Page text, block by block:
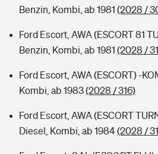
Benzin, Kombi, ab 1981 (2028 /
Ford Escort, AWA (ESCORT 81
Benzin, Kombi, ab 1981 (2028 /
Ford Escort, AWA (ESCORT) -
Kombi, ab 1983(2028 / 316)
Ford Escort, AWA (ESCORT
Diesel, Kombi, ab 1984(2028 /